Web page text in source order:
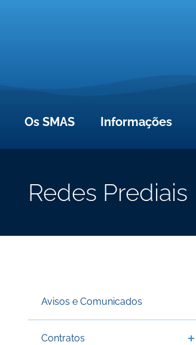
Os SMAS Informações
Redes Prediais
Avisos e Comunicados
Contratos